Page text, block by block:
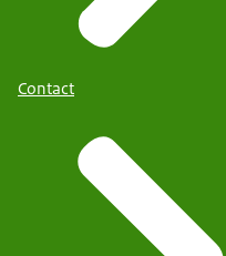
Contact